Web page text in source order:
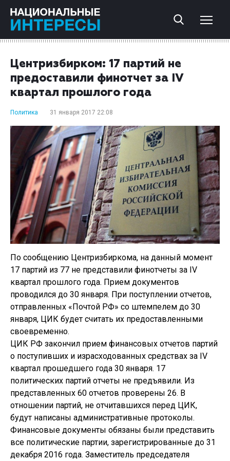
Центризбирком: 17 партий не
предоставили финотчет за IV
квартал прошлого года
Политика 31 января 2017 22:08
По сообщению Центризбиркома, на данный момент
17 партий из 77 не представили финотчеты за IV
квартал прошлого года. Прием документов
проводился до 30 января. При поступлении отчетов,
отправленных «Почтой РФ» со штемпелем до 30
января, ЦИК будет считать их предоставленными
своевременно.
ЦИК РФ закончил прием финансовых отчетов партий
о поступивших и израсходованных средствах за IV
квартал прошедшего года 30 января. 17
политических партий отчеты не предъявили. Из
представленных 60 отчетов проверены 26. В
отношении партий, не отчитавшихся перед ЦИК,
будут написаны административные протоколы.
Финансовые документы обязаны были представить
все политические партии, зарегистрированные до 31
декабря 2016 года. Заместитель председателя